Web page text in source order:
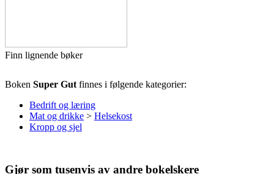
Finn lignende bøker
Boken Super Gut finnes i følgende kategorier:
Bedrift og læring
Mat og drikke > Helsekost
Kropp og sjel
Gjør som tusenvis av andre bokelskere